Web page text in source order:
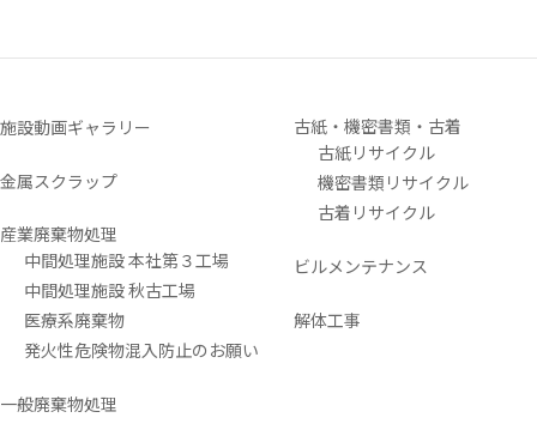
施設動画ギャラリー
金属スクラップ
産業廃棄物処理
中間処理施設 本社第３工場
中間処理施設 秋古工場
医療系廃棄物
発火性危険物混入防止のお願い
一般廃棄物処理
古紙・機密書類・古着
古紙リサイクル
機密書類リサイクル
古着リサイクル
ビルメンテナンス
解体工事